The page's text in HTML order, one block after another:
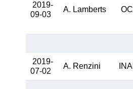
2019-
09-03
A. Lamberts
2019-
07-02
A. Renzini